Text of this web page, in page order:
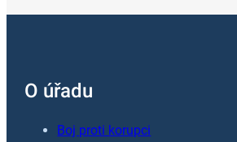
O úřadu
Boj proti korupci